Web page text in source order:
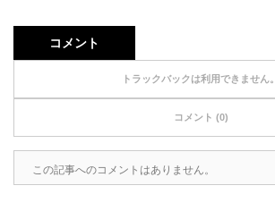
コメント
トラックバックは利用できません。
コメント (0)
この記事へのコメントはありません。